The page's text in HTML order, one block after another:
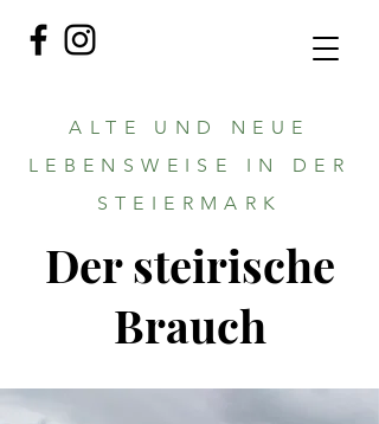
ALTE UND NEUE
LEBENSWEISE IN DER
STEIERMARK
Der steirische
Brauch